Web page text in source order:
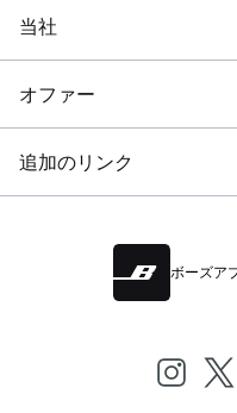
当社
オファー
追加のリンク
ボーズア